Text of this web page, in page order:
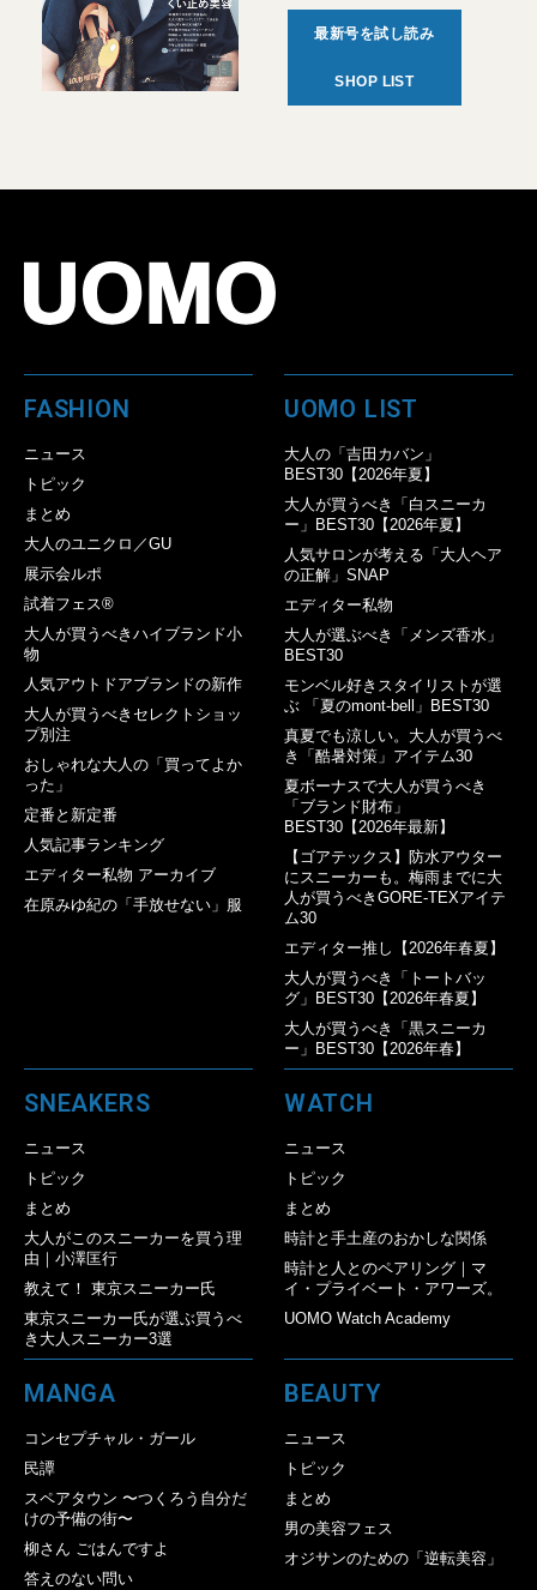
最新号を試し読み
SHOP LIST
FASHION
ニュース
トピック
まとめ
大人のユニクロ／GU
展示会ルポ
試着フェス®︎
大人が買うべきハイブランド小
物
人気アウトドアブランドの新作
大人が買うべきセレクトショッ
プ別注
おしゃれな大人の「買ってよか
った」
定番と新定番
人気記事ランキング
エディター私物 アーカイブ
在原みゆ紀の「手放せない」服
UOMO LIST
大人の「吉田カバン」
BEST30【2026年夏】
大人が買うべき「白スニーカ
ー」BEST30【2026年夏】
人気サロンが考える「大人ヘア
の正解」SNAP
エディター私物
大人が選ぶべき「メンズ香水」
BEST30
モンベル好きスタイリストが選
ぶ 「夏のmont-bell」BEST30
真夏でも涼しい。大人が買うべ
き「酷暑対策」アイテム30
夏ボーナスで大人が買うべき
「ブランド財布」
BEST30【2026年最新】
【ゴアテックス】防水アウター
にスニーカーも。梅雨までに大
人が買うべきGORE-TEXアイテ
ム30
エディター推し【2026年春夏】
大人が買うべき「トートバッ
グ」BEST30【2026年春夏】
大人が買うべき「黒スニーカ
ー」BEST30【2026年春】
SNEAKERS
ニュース
トピック
まとめ
大人がこのスニーカーを買う理
由｜小澤匡行
教えて！ 東京スニーカー氏
東京スニーカー氏が選ぶ買うべ
き大人スニーカー3選
WATCH
ニュース
トピック
まとめ
時計と手土産のおかしな関係
時計と人とのペアリング｜マ
イ・プライベート・アワーズ。
UOMO Watch Academy
MANGA
コンセプチャル・ガール
民譚
スペアタウン 〜つくろう自分だ
けの予備の街〜
柳さん ごはんですよ
答えのない問い
BEAUTY
ニュース
トピック
まとめ
男の美容フェス
オジサンのための「逆転美容」